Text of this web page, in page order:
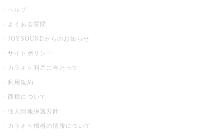
ヘルプ
よくある質問
JOYSOUNDからのお知らせ
サイトポリシー
カラオケ利用に当たって
利用規約
商標について
個人情報保護方針
カラオケ機器の情報について